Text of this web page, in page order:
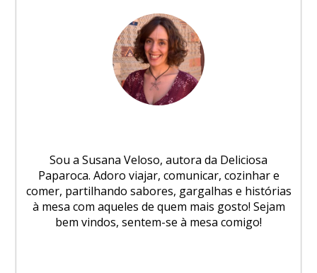
Sou a Susana Veloso, autora da Deliciosa
Paparoca. Adoro viajar, comunicar, cozinhar e
comer, partilhando sabores, gargalhas e histórias
à mesa com aqueles de quem mais gosto! Sejam
bem vindos, sentem-se à mesa comigo!